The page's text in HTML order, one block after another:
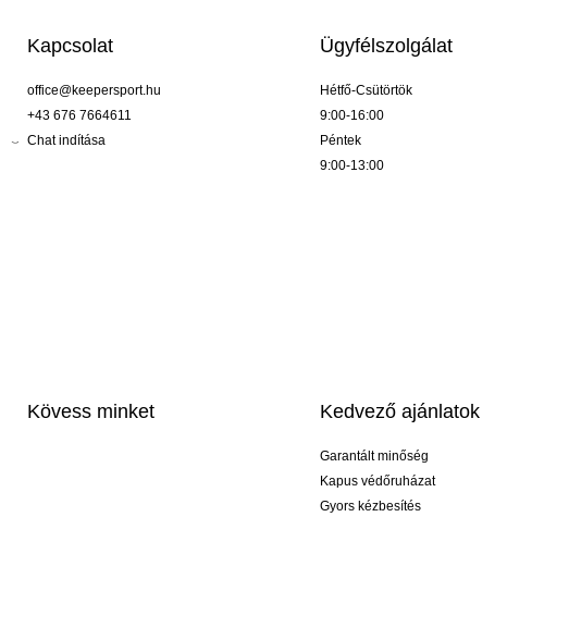
Kapcsolat
office@keepersport.hu
+43 676 7664611
Chat indítása
Ügyfélszolgálat
Hétfő-Csütörtök
9:00-16:00
Péntek
9:00-13:00
Kövess minket Kedvező ajánlatok
Garantált minőség
Kapus védőruházat
Gyors kézbesítés